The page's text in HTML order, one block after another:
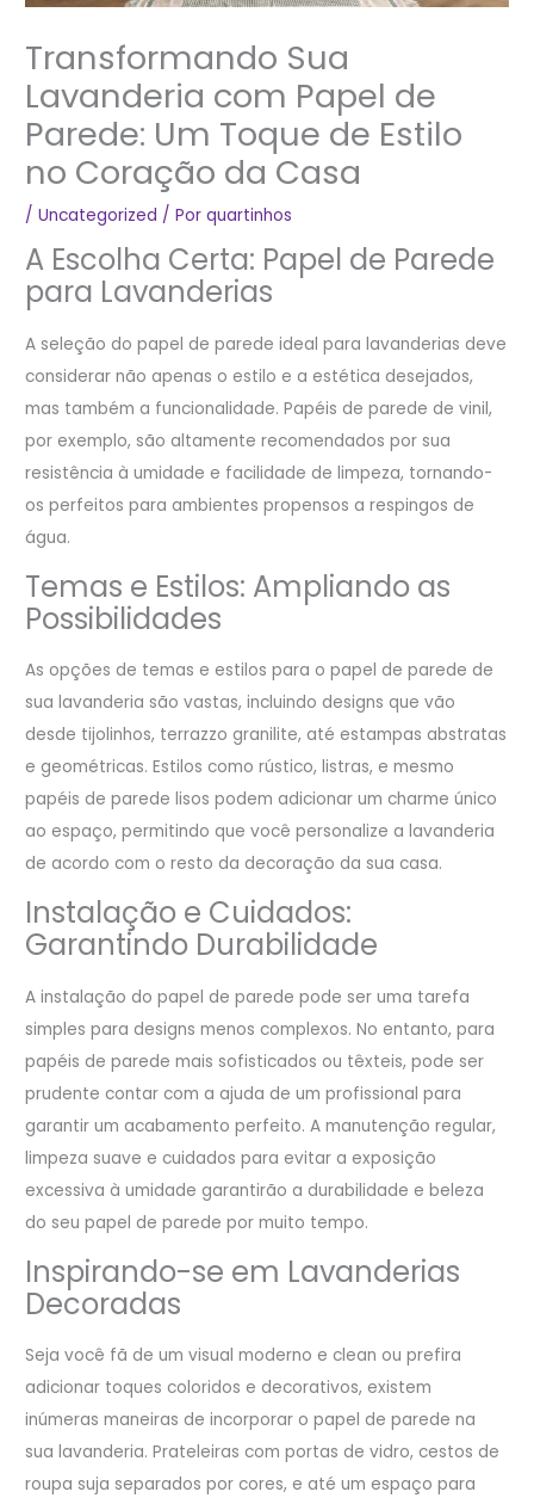
Transformando Sua
Lavanderia com Papel de
Parede: Um Toque de Estilo
no Coração da Casa
/Uncategorized / Porquartinhos
A Escolha Certa: Papel de Parede
para Lavanderias
A seleção do papel de parede ideal para lavanderias deve
considerar não apenas o estilo e a estética desejados,
mas também a funcionalidade. Papéis de parede de vinil,
por exemplo, são altamente recomendados por sua
resistência à umidade e facilidade de limpeza, tornando-
os perfeitos para ambientes propensos a respingos de
água.
Temas e Estilos: Ampliando as
Possibilidades
As opções de temas e estilos para o papel de parede de
sua lavanderia são vastas, incluindo designs que vão
desde tijolinhos, terrazzo granilite, até estampas abstratas
e geométricas. Estilos como rústico, listras, e mesmo
papéis de parede lisos podem adicionar um charme único
ao espaço, permitindo que você personalize a lavanderia
de acordo com o resto da decoração da sua casa.
Instalação e Cuidados:
Garantindo Durabilidade
A instalação do papel de parede pode ser uma tarefa
simples para designs menos complexos. No entanto, para
papéis de parede mais sofisticados ou têxteis, pode ser
prudente contar com a ajuda de um profissional para
garantir um acabamento perfeito. A manutenção regular,
limpeza suave e cuidados para evitar a exposição
excessiva à umidade garantirão a durabilidade e beleza
do seu papel de parede por muito tempo.
Inspirando-se em Lavanderias
Decoradas
Seja você fã de um visual moderno e clean ou prefira
adicionar toques coloridos e decorativos, existem
inúmeras maneiras de incorporar o papel de parede na
sua lavanderia. Prateleiras com portas de vidro, cestos de
roupa suja separados por cores, e até um espaço para